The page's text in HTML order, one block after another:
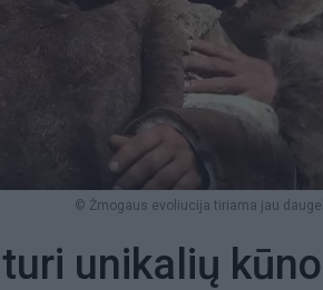
© Žmogaus evoliucija tiriama jau
unikalių